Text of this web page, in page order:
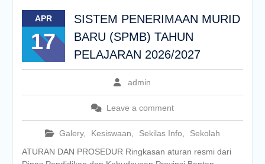
APR
17
SISTEM PENERIMAAN MURID
BARU (SPMB) TAHUN
PELAJARAN 2026/2027
admin
Leave a comment
Galery, Kesiswaan Sekilas Info
Sekolah
ATURAN DAN PROSEDUR Ringkasan aturan resmi dari